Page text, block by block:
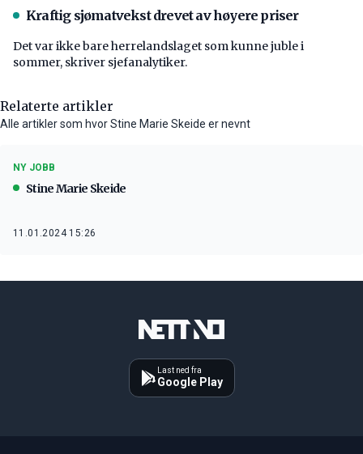
Kraftig sjømatvekst drevet av høyere priser
Det var ikke bare herrelandslaget som kunne juble i
sommer, skriver sjefanalytiker.
Relaterte artikler
Alle artikler som hvor Stine Marie Skeide er nevnt
NY JOBB
Stine Marie Skeide
11.01.2024 15:26
Last ned fra
Google Play